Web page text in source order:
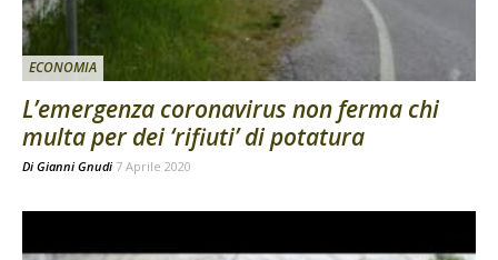
ECONOMIA
L’emergenza coronavirus non ferma chi
multa per dei ‘rifiuti’ di potatura
Di Gianni Gnudi 7 Aprile 2020